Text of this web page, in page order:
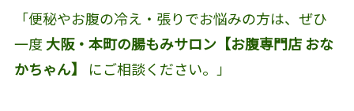
「便秘やお腹の冷え・張りでお悩みの方は、ぜひ
一度大阪・本町の腸もみサロン【お腹専門店 おな
かちゃん】
にご相談ください。」